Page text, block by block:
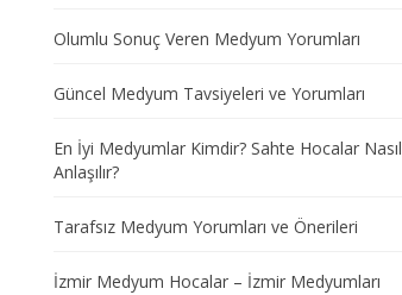
Olumlu Sonuç Veren Medyum Yorumları
Güncel Medyum Tavsiyeleri ve Yorumları
En İyi Medyumlar Kimdir? Sahte Hocalar Nasıl
Anlaşılır?
Tarafsız Medyum Yorumları ve Önerileri
İzmir Medyum Hocalar – İzmir Medyumları